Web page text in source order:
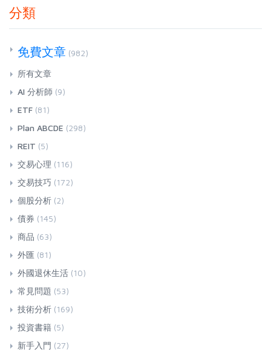
分類
免費文章 (982)
所有文章
AI 分析師 (9)
ETF (81)
Plan ABCDE (298)
REIT (5)
交易心理 (116)
交易技巧 (172)
個股分析 (2)
債券 (145)
商品 (63)
外匯 (81)
外國退休生活 (10)
常見問題 (53)
技術分析 (169)
投資書籍 (5)
新手入門 (27)